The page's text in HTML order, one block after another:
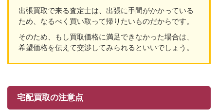
出張買取で来る査定士は、出張に手間がかかっている
ため、なるべく買い取って帰りたいものだからです。
そのため、もし買取価格に満足できなかった場合は、
希望価格を伝えて交渉してみられるといいでしょう。
宅配買取の注意点